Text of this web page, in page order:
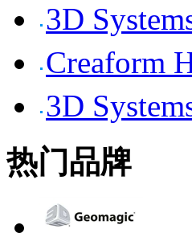
3D
Creaform
3D
热门品牌